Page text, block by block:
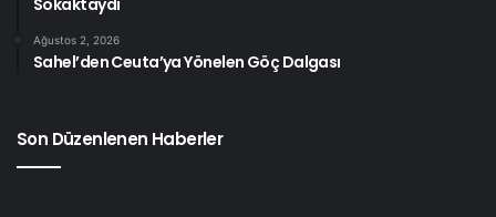
Sokaktaydı
Ağustos 2, 2026
Sahel’den Ceuta’ya Yönelen Göç Dalgası
Son Düzenlenen Haberler